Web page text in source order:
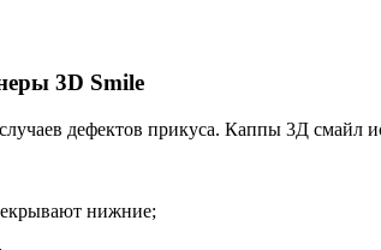
3D Smile
дефектов прикуса. Каппы 3Д смайл
нижние;